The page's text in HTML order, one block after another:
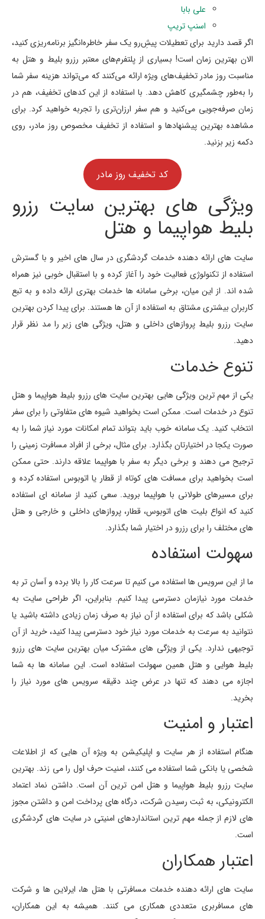
علی بابا
اسنپ تریپ
اگر قصد دارید برای تعطیلات پیش‌ِرو یک سفر خاطره‌انگیز برنامه‌ریزی کنید،
الان بهترین زمان است! بسیاری از پلتفرم‌های معتبر رزرو بلیط و هتل به
مناسبت روز مادر تخفیف‌های ویژه ارائه می‌کنند که می‌تواند هزینه سفر شما
را به‌طور چشمگیری کاهش دهد. با استفاده از این کدهای تخفیف، هم در
زمان صرفه‌جویی می‌کنید و هم سفر ارزان‌تری را تجربه خواهید کرد. برای
مشاهده بهترین پیشنهادها و استفاده از تخفیف مخصوص روز مادر، روی
دکمه زیر بزنید.
کد تخفیف روز مادر
ویژگی های بهترین سایت رزرو
بلیط هواپیما و هتل
سایت های ارائه دهنده خدمات گردشگری در سال های اخیر و با گسترش
استفاده از تکنولوژی فعالیت خود را آغاز کرده و با استقبال خوبی نیز همراه
شده اند. از این میان، برخی سامانه ها خدمات بهتری ارائه داده و به تبع
کاربران بیشتری مشتاق به استفاده از آن ها هستند. برای پیدا کردن بهترین
سایت رزرو بلیط پروازهای داخلی و هتل، ویژگی های زیر را مد نظر قرار
دهید.
تنوع خدمات
یکی از مهم ترین ویژگی هایی بهترین سایت های رزرو بلیط هواپیما و هتل
تنوع در خدمات است. ممکن است بخواهید شیوه های متفاوتی را برای سفر
انتخاب کنید. یک سامانه خوب باید بتواند تمام امکانات مورد نیاز شما را به
صورت یکجا در اختیارتان بگذارد. برای مثال، برخی از افراد مسافرت زمینی را
ترجیح می دهند و برخی دیگر به سفر با هواپیما علاقه دارند. حتی ممکن
است بخواهید برای مسافت های کوتاه از قطار یا اتوبوس استفاده کرده و
برای مسیرهای طولانی با هواپیما بروید. سعی کنید از سامانه ای استفاده
کنید که انواع بلیت های اتوبوس، قطار، پروازهای داخلی و خارجی و هتل
های مختلف را برای رزرو در اختیار شما بگذارد.
سهولت استفاده
ما از این سرویس ها استفاده می کنیم تا سرعت کار را بالا برده و آسان تر به
خدمات مورد نیازمان دسترسی پیدا کنیم. بنابراین، اگر طراحی سایت به
شکلی باشد که برای استفاده از آن نیاز به صرف زمان زیادی داشته باشید یا
نتوانید به سرعت به خدمات مورد نیاز خود دسترسی پیدا کنید، خرید از آن
توجیهی ندارد. یکی از ویژگی های مشترک میان بهترین سایت های رزرو
بلیط هوایی و هتل همین سهولت استفاده است. این سامانه ها به شما
اجازه می دهند که تنها در عرض چند دقیقه سرویس های مورد نیاز را
بخرید.
اعتبار و امنیت
هنگام استفاده از هر سایت و اپلیکیشن به ویژه آن هایی که از اطلاعات
شخصی یا بانکی شما استفاده می کنند، امنیت حرف اول را می زند. بهترین
سایت رزرو بلیط هواپیما و هتل امن ترین آن است. داشتن نماد اعتماد
الکترونیکی، به ثبت رسیدن شرکت، درگاه های پرداخت امن و داشتن مجوز
های لازم از جمله مهم ترین استانداردهای امنیتی در سایت های گردشگری
است.
اعتبار همکاران
سایت های ارائه دهنده خدمات مسافرتی با هتل ها، ایرلاین ها و شرکت
های مسافربری متعددی همکاری می کنند. همیشه به این همکاران،